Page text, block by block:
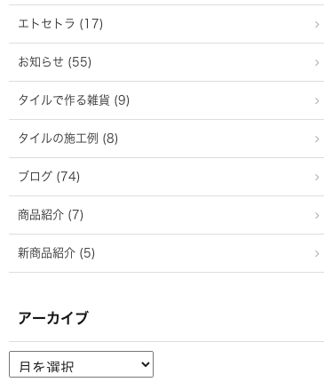
エトセトラ (17)
お知らせ (55)
タイルで作る雑貨 (9)
タイルの施工例 (8)
ブログ (74)
商品紹介 (7)
新商品紹介 (5)
アーカイブ
ー